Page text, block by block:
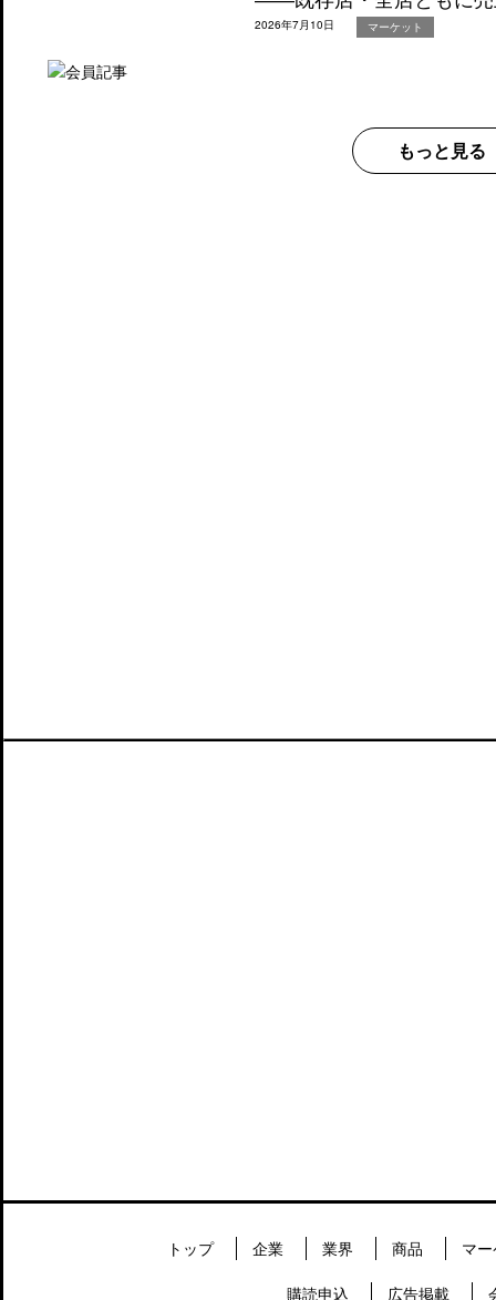
2026年7月10日 マーケット
もっと見る
トップ 企業 業界 商品 マ
購読申込 広告掲載